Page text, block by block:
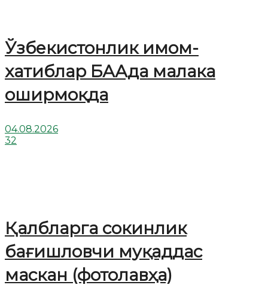
Ўзбекистонлик имом-
хатиблар БААда малака
оширмоқда
04.08.2026
32
Қалбларга сокинлик
бағишловчи муқаддас
маскан (фотолавҳа)